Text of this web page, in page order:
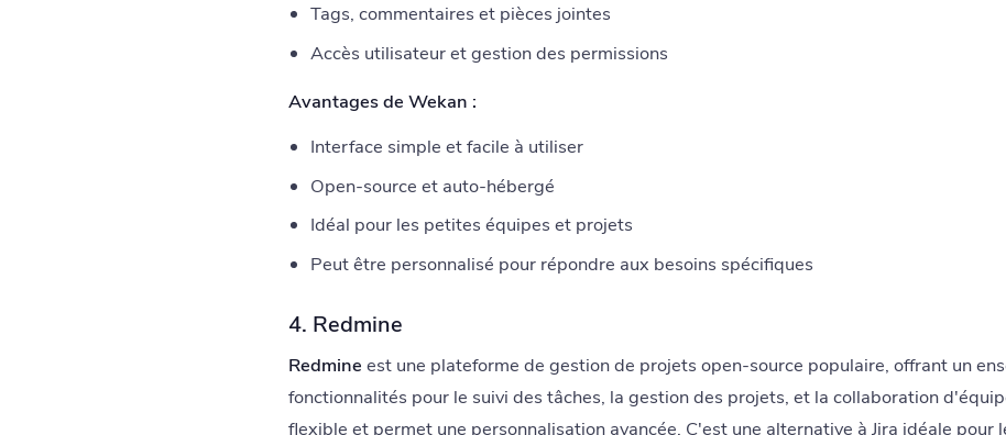
Tags, commentaires et pièces jointes
Accès utilisateur et gestion des permissions
Avantages de Wekan :
Interface simple et facile à utiliser
Open-source et auto-hébergé
Idéal pour les petites équipes et projets
Peut être personnalisé pour répondre aux besoins spécifiques
4. Redmine
Redmine est une plateforme de gestion de projets open-source populaire, offrant un
fonctionnalités pour le suivi des tâches, la gestion des projets, et la collaboration
flexible et permet une personnalisation avancée. C'est une alternative à Jira idéale pour